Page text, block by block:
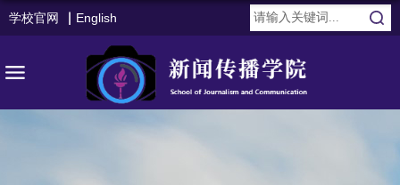
学校官网 English